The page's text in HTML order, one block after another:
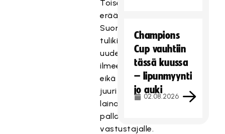
Toiseen
erään
Suomi
tulikin
uudella
ilmeellä
eikä
juuri
lainannut
palloa
vastustajalle.
Champions
Cup vauhtiin
tässä kuussa
– lipunmyynti
jo auki
02.08.2026